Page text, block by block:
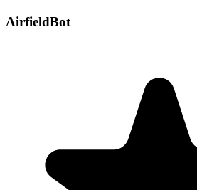
AirfieldBot